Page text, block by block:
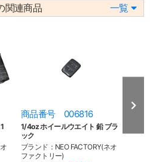
関連商品 一覧
商品番号 006816
1/4oz ホイールウエイト 鉛 ブラ
ック
ブランド：NEO FACTORY(ネオ
ファクトリー)
バー